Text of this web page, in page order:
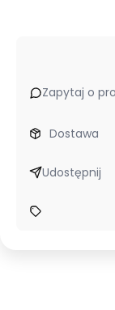
Zapytaj o
Dostawa
Udostępnij